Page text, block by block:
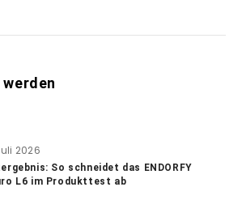
2026
So schneidet das ENDORFY
L6 im Produkttest ab